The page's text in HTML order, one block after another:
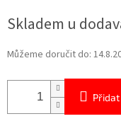
cena:
Skladem u
Můžeme doručit do: